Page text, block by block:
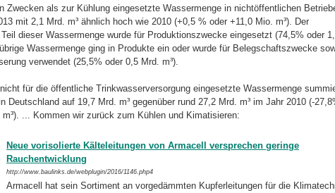
Zwecken als zur Kühlung eingesetzte Wassermenge in nichtöffentlichen
mit 2,1 Mrd. m³ ähnlich hoch wie 2010 (+0,5 % oder +11,0 Mio. m³). Der
dieser Wassermenge wurde für Produk­tions­zwecke eingesetzt (74,5% oder
Wassermenge ging in Pro­dukte ein oder wurde für Belegschaftszwecke
verwendet (25,5% oder 0,5 Mrd. m³).
für die öffentliche Trinkwasserversorgung eingesetzte Wasser­men­ge
Deutschland auf 19,7 Mrd. m³ gegenüber rund 27,2 Mrd. m³ im Jahr 2010 (-
m³). ... Kommen wir zurück zum Küh­len und Kimatisieren:
Neue vorisolierte Kälteleitungen von Armacell versprechen geringe
Rauchentwicklung
http://www.baulinks.de/webplugin/2016/1146.php4
Armacell hat sein Sortiment an vorgedämmten Kupferleitungen für die